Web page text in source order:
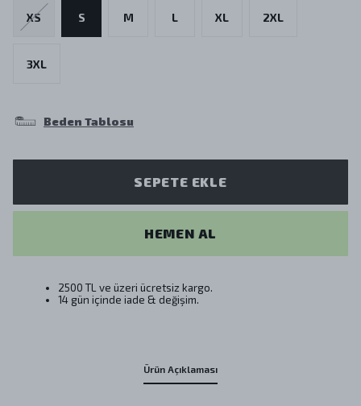
XS S M L XL 2XL
3XL
Beden Tablosu
SEPETE EKLE
HEMEN AL
2500 TL ve üzeri ücretsiz kargo.
14 gün içinde iade & değişim.
Ürün Açıklaması